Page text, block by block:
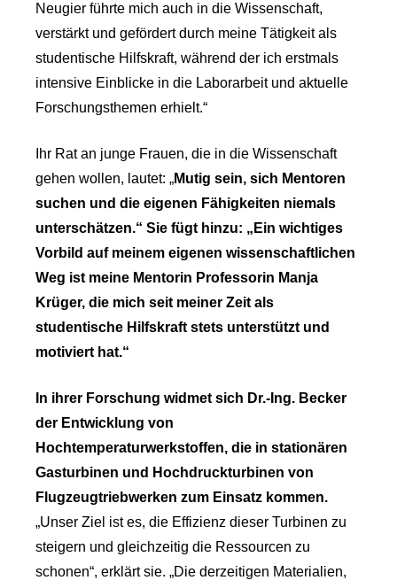
Neugier führte mich auch in die Wissenschaft,
verstärkt und gefördert durch meine Tätigkeit als
studentische Hilfskraft, während der ich erstmals
intensive Einblicke in die Laborarbeit und aktuelle
Forschungsthemen erhielt.“
Ihr Rat an junge Frauen, die in die Wissenschaft
gehen wollen, lautet: „Mutig sein, sich Mentoren
suchen und die eigenen Fähigkeiten niemals
unterschätzen.“ Sie fügt hinzu: „Ein wichtiges
Vorbild auf meinem eigenen wissenschaftlichen
Weg ist meine Mentorin Professorin Manja
Krüger, die mich seit meiner Zeit als
studentische Hilfskraft stets unterstützt und
motiviert hat.“
In ihrer Forschung widmet sich Dr.-Ing. Becker
der Entwicklung von
Hochtemperaturwerkstoffen, die in stationären
Gasturbinen und Hochdruckturbinen von
Flugzeugtriebwerken zum Einsatz kommen.
„Unser Ziel ist es, die Effizienz dieser Turbinen zu
steigern und gleichzeitig die Ressourcen zu
schonen“, erklärt sie. „Die derzeitigen Materialien,